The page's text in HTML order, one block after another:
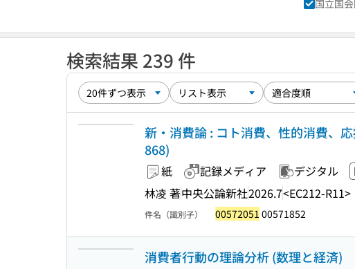
国立国
検索結果 239 件
新・消費論 : コト消費、性的消費、
868)
紙 記録メディア デジタル
林凌 著中央公論新社2026.7<EC212-R11>
件名（識別子） 00572051 00571852
消費者行動の理論分析 (数理と経済)